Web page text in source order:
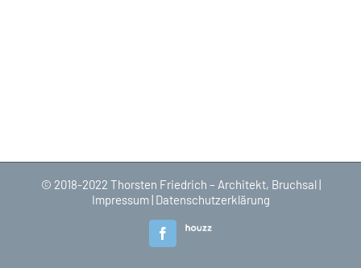
© 2018-2022 Thorsten Friedrich – Architekt, Bruchsal |
Impressum| Datenschutzerklärung
Facebook
Houzz